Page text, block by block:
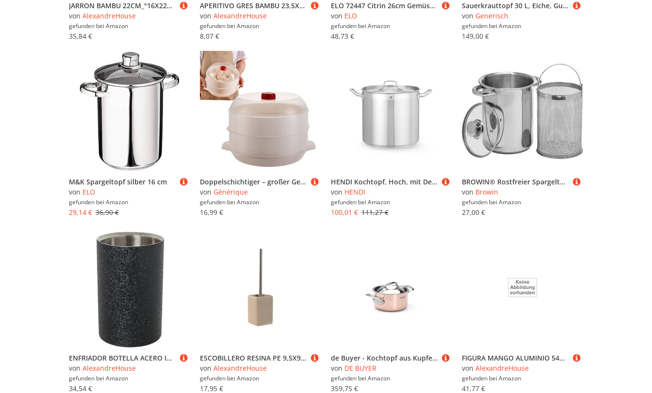
JARRON BAMBU 22CM_°16X22CM
von AlexandreHouse
gefunden bei Amazon
35,84 €
APERITIVO GRES BAMBU 23,5X23,5X3 VERDE
von AlexandreHouse
gefunden bei Amazon
8,07 €
ELO 72447 Citrin 26cm Gemüsetopf 26 cm, Edelstahl, Volumenskala, Öl-Dosiersystem (Oil Optimizer), Edelstahl silberfarben
von ELO
gefunden bei Amazon
48,73 €
Sauerkrauttopf 30 L, Eiche, Gurkentopf, Einlegegefäß, Holzgefäß zum Einlegen für Gemüse, (Bottich), mit Deckel und Druckplatte, Einlegetopf, Gärtopf, Holzkübel aus Eiche
von Generisch
gefunden bei Amazon
149,00 €
M&K Spargeltopf silber 16 cm
von ELO
gefunden bei Amazon
29,14 € 36,90 €
Doppelschichtiger – großer Gemüseherd für die Küche, langlebiger Kochkorb | Kompaktes Design, hitzebeständig, mit multifunktionaler Verwendung, Genosse
von Générique
gefunden bei Amazon
16,99 €
HENDI Kochtopf, Hoch, mit Deckel, Satiniert mit hochglanzpoliertem, verstärktem Rand, mehrfach punktgeschweißte Griffe, Gasherd, Induktionsherd, Elektroherd, 16L, ø280x(h)260mm, Edelstahl 18/10
von HENDI
gefunden bei Amazon
100,01 € 111,27 €
BROWIN® Rostfreier Spargeltopf 313500 mit Glasdeckel | 4 Liter | Pastatopf mit Siebeinsatz | für Elektro-, Gas- und Induktionsherde
von Browin
gefunden bei Amazon
27,00 €
ENFRIADOR BOTELLA ACERO INOX.,CUBIERTA NEGRA_°12X19CM
von AlexandreHouse
gefunden bei Amazon
34,54 €
ESCOBILLERO RESINA PE 9,5X9,5X36,5 CREMA
von AlexandreHouse
gefunden bei Amazon
17,95 €
de Buyer - Kochtopf aus Kupfer mit Deckel PRIMA MATERA - 16 cm - 6242.16, Kupferbraun
von DE BUYER
gefunden bei Amazon
359,75 €
FIGURA MANGO ALUMINIO 54X9X38 PEZ NATURAL MARRON_AlexandreHouse
von AlexandreHouse
gefunden bei Amazon
41,77 €